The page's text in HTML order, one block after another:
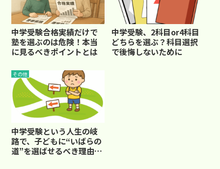
中学受験合格実績だけで
塾を選ぶのは危険！本当
に見るべきポイントとは
中学受験、2科目or4科目
どちらを選ぶ？科目選択
で後悔しないために
その他
中学受験という人生の岐
路で、子どもに“いばらの
道”を選ばせるべき理由と